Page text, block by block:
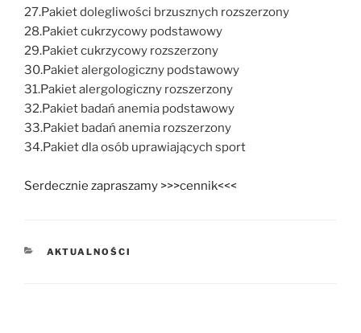
27.Pakiet dolegliwości brzusznych rozszerzony
28.Pakiet cukrzycowy podstawowy
29.Pakiet cukrzycowy rozszerzony
30.Pakiet alergologiczny podstawowy
31.Pakiet alergologiczny rozszerzony
32.Pakiet badań anemia podstawowy
33.Pakiet badań anemia rozszerzony
34.Pakiet dla osób uprawiających sport
Serdecznie zapraszamy >>>cennik<<<
KATEGORIE
AKTUALNOŚCI